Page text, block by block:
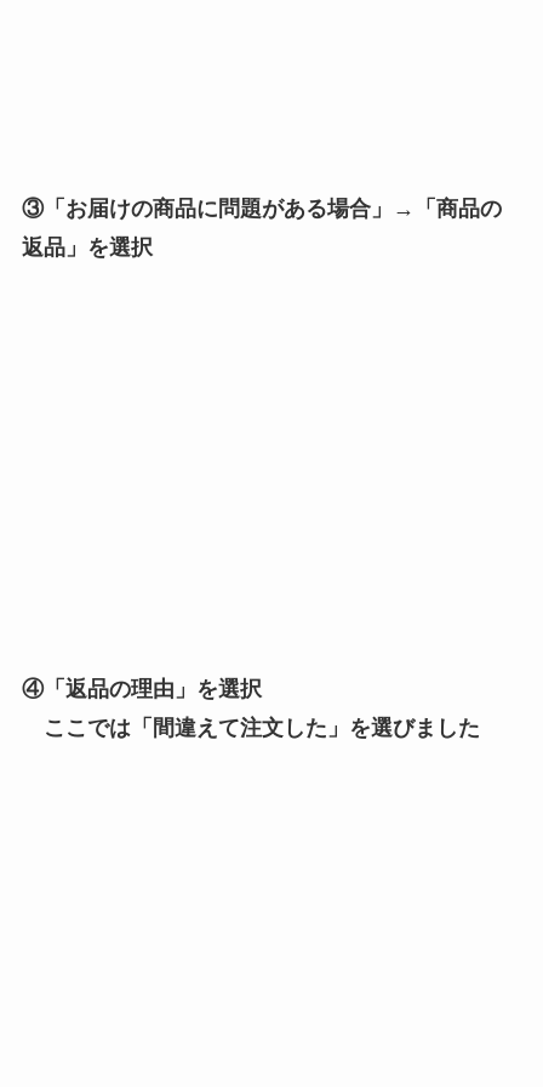
③「お届けの商品に問題がある場合」→「商品の
返品」を選択
④「返品の理由」を選択
ここでは「間違えて注文した」を選びました